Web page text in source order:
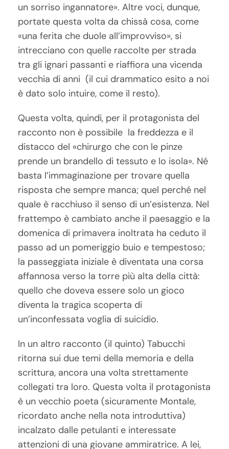
un sorriso ingannatore». Altre voci, dunque,
portate questa volta da chissà cosa, come
«una ferita che duole all’improvviso», si
intrecciano con quelle raccolte per strada
tra gli ignari passanti e riaffiora una vicenda
vecchia di anni (il cui drammatico esito a noi
è dato solo intuire, come il resto).
Questa volta, quindi, per il protagonista del
racconto non è possibile la freddezza e il
distacco del «chirurgo che con le pinze
prende un brandello di tessuto e lo isola». Né
basta l’immaginazione per trovare quella
risposta che sempre manca; quel perché nel
quale è racchiuso il senso di un’esistenza. Nel
frattempo è cambiato anche il paesaggio e la
domenica di primavera inoltrata ha ceduto il
passo ad un pomeriggio buio e tempestoso;
la passeggiata iniziale è diventata una corsa
affannosa verso la torre più alta della città:
quello che doveva essere solo un gioco
diventa la tragica scoperta di
un’inconfessata voglia di suicidio.
In un altro racconto (il quinto) Tabucchi
ritorna sui due temi della memoria e della
scrittura, ancora una volta strettamente
collegati tra loro. Questa volta il protagonista
è un vecchio poeta (sicuramente Montale,
ricordato anche nella nota introduttiva)
incalzato dalle petulanti e interessate
attenzioni di una giovane ammiratrice. A lei,